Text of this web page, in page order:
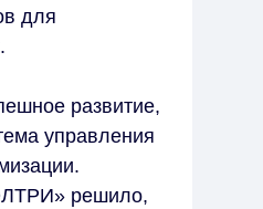
для
развитие,
управления
решило,